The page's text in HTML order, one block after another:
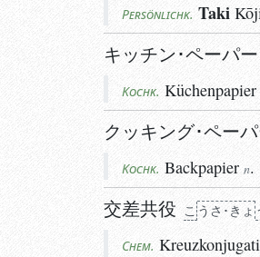
Persönlichk. Taki
キッチン･ペーパー
Kochk. Küchenpapier
クッキング･ペー
Kochk. Backpapier n.
交差共役 こう さ･きょ
Chem.